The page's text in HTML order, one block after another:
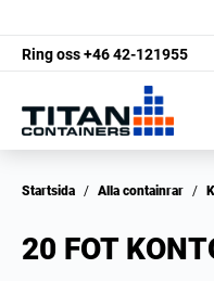
Ring oss+46 42-121955
Startsida / Alla containrar /
20 FOT